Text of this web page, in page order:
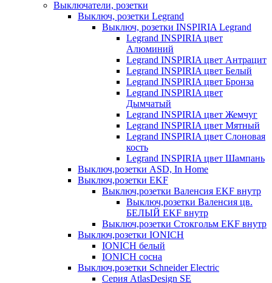
Выключатели, розетки
Выключ, розетки Legrand
Выключ, розетки INSPIRIA Legrand
Legrand INSPIRIA цвет
Алюминий
Legrand INSPIRIA цвет Антрацит
Legrand INSPIRIA цвет Белый
Legrand INSPIRIA цвет Бронза
Legrand INSPIRIA цвет
Дымчатый
Legrand INSPIRIA цвет Жемчуг
Legrand INSPIRIA цвет Мятный
Legrand INSPIRIA цвет Слоновая
кость
Legrand INSPIRIA цвет Шампань
Выключ,розетки ASD, In Home
Выключ,розетки EKF
Выключ,розетки Валенсия EKF внутр
Выключ,розетки Валенсия цв.
БЕЛЫЙ EKF внутр
Выключ,розетки Стокгольм EKF внутр
Выключ,розетки IONICH
IONICH белый
IONICH сосна
Выключ,розетки Schneider Electric
Серия AtlasDesign SE